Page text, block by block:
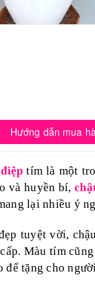
Hướng dẫn mua
tím là một
và huyền bí,
lại nhiều ý
tuyệt vời, chậu
Màu tím
để tặng cho